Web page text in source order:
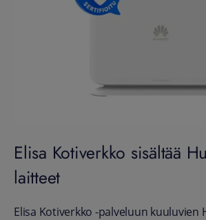
Elisa Kotiverkko sisältää
laitteet
Elisa Kotiverkko -palveluun kuuluvien